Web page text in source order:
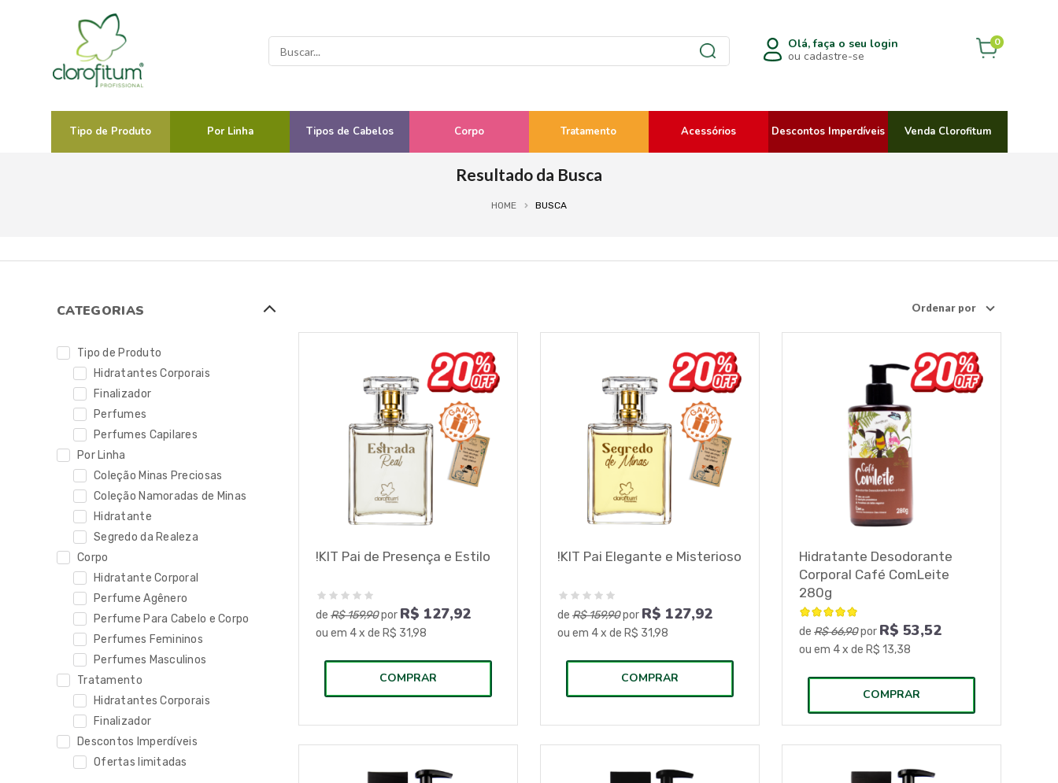
Olá, faça o seu login
ou cadastre-se
0
Tipo de Produto Por Linha Tipos de Cabelos Corpo Tratamento Acessórios Descontos Imperdíveis Venda Clorofitum
Resultado da Busca
HOME BUSCA
CATEGORIAS
Tipo de Produto
Hidratantes Corporais
Finalizador
Perfumes
Perfumes Capilares
Por Linha
Coleção Minas Preciosas
Coleção Namoradas de Minas
Hidratante
Segredo da Realeza
Corpo
Hidratante Corporal
Perfume Agênero
Perfume Para Cabelo e Corpo
Perfumes Femininos
Perfumes Masculinos
Tratamento
Hidratantes Corporais
Finalizador
Descontos Imperdíveis
Ofertas limitadas
Ordenar por
!KIT Pai de Presença e Estilo
deR$ 159,90por R$ 127,92
ou em 4x de R$ 31,98
COMPRAR
!KIT Pai Elegante e Misterioso
de R$ 159,90por R$ 127,92
ou em 4x de R$ 31,98
COMPRAR
Hidratante Desodorante
Corporal Café ComLeite
280g
de R$ 66,90por R$ 53,52
ou em 4x de R$ 13,38
COMPRAR